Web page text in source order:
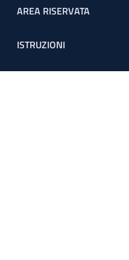
Footer menu
AREA RISERVATA
ISTRUZIONI